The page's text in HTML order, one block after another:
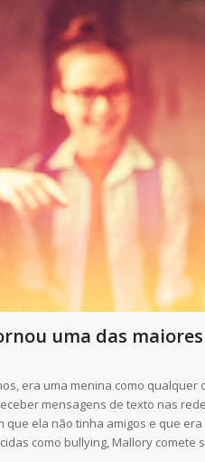
uma das
era uma menina como
mensagens de texto nas
que ela não tinha amigos e que
como bullying, Mallory comete